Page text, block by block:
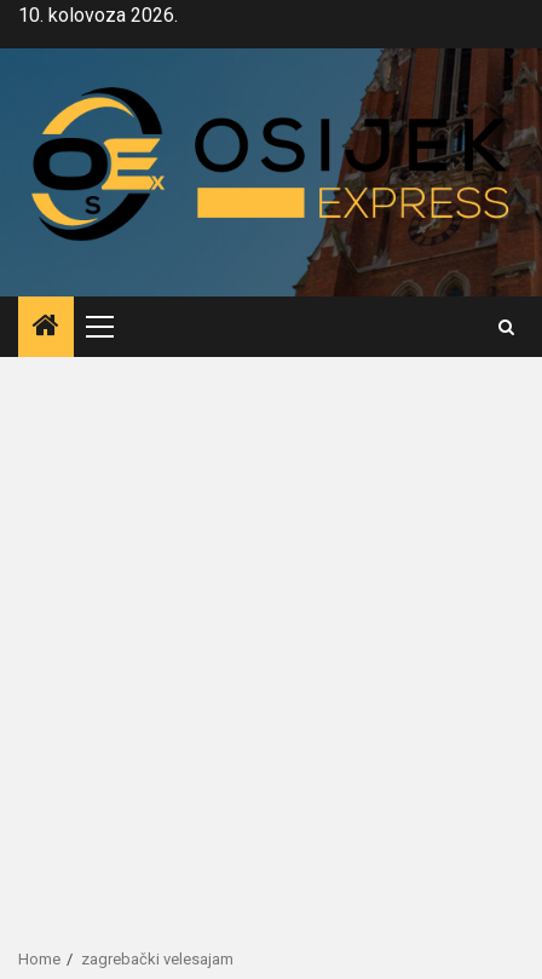
Skip10. kolovoza 2026.
Primary
Menu
Home zagrebački velesajam